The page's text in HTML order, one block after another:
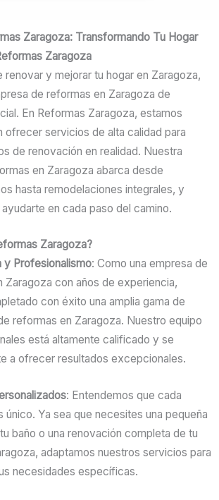
Zaragoza: Transformando Tu Hogar
Zaragoza
renovar y mejorar tu hogar en Zaragoza,
de reformas en Zaragoza de
En Reformas Zaragoza, estamos
ofrecer servicios de alta calidad para
de renovación en realidad. Nuestra
en Zaragoza abarca desde
hasta remodelaciones integrales, y
en cada paso del camino.
Zaragoza?
y Profesionalismo: Como una empresa de
Zaragoza con años de experiencia,
con éxito una amplia gama de
reformas en Zaragoza. Nuestro equipo
está altamente calificado y se
a ofrecer resultados excepcionales.
: Entendemos que cada
Ya sea que necesites una pequeña
baño o una renovación completa de tu
adaptamos nuestros servicios para
necesidades específicas.